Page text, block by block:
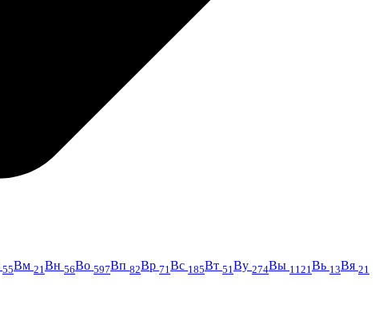
55Вм 21Вн 56Во 597Вп 82Вр 71Вс 185Вт 51Ву 274Вы 1121Вь 13Вя 21